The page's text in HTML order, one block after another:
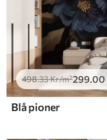
498.33Kr/m²299 .00
Blå pioner